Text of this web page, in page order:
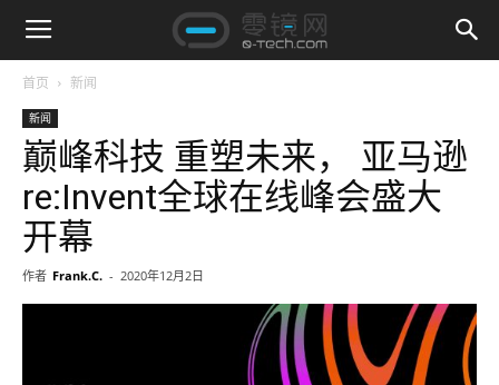
首页 新闻
新闻
巅峰科技 重塑未来， 亚马逊
re:Invent全球在线峰会盛大
开幕
作者 Frank.C. - 2020年12月2日